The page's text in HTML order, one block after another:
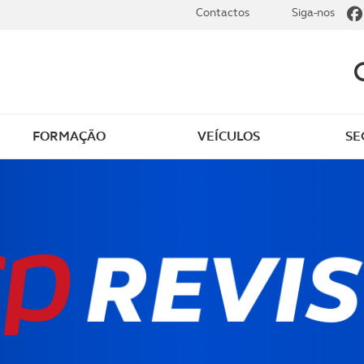
Golfe
Revista ACP Edição
impressa
FORMAÇÃO VEÍCULOS
Contactos Siga-nos